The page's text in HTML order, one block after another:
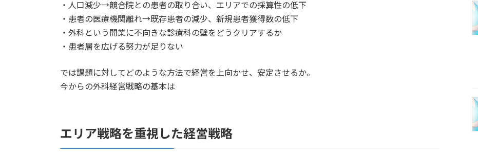
・人口減少→競合院との患者の取り合い、エリアでの採算性の低下
・患者の医療機関離れ→既存患者の減少、新規患者獲得数の低下
・外科という開業に不向きな診療科の壁をどうクリアするか
・患者層を広げる努力が足りない
では課題に対してどのような方法で経営を上向かせ、安定させるか。
今からの外科経営戦略の基本は
エリア戦略を重視した経営戦略